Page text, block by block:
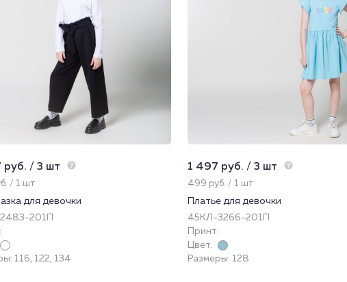
руб. / 3 шт
/ 1 шт
для девочки
201П
116, 122, 134
1 497 руб. / 3 шт
499 руб. / 1 шт
Платье для девочки
45КЛ-3266-201П
Принт:
Цвет:
Размеры: 128